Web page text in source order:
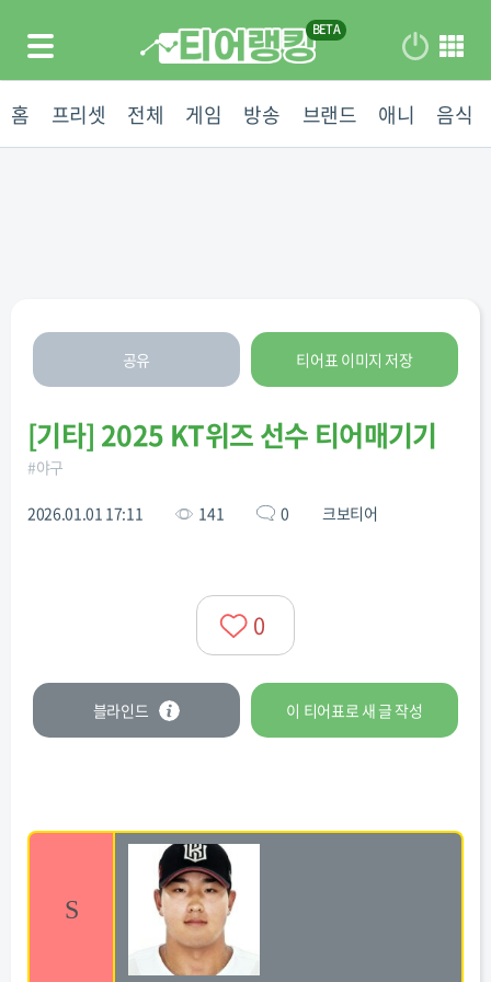
홈 프리셋 전체 게임 방송 브랜드 애니 음식
공유 티어표 이미지 저장
[기타] 2025 KT위즈 선수 티어매기기
#야구
2026.01.01 17:11 141 0 크보티어
0
블라인드 이 티어표로 새 글 작성
S